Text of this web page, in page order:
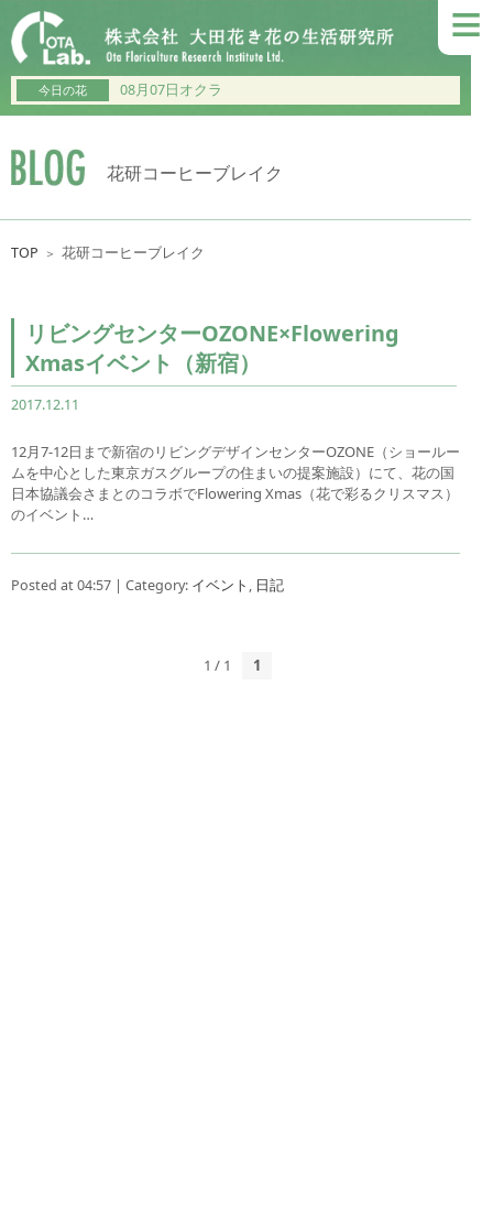
≡
今日の花 08月07日オクラ
花研コーヒーブレイク
TOP ＞ 花研コーヒーブレイク
リビングセンターOZONE×Flowering
Xmasイベント（新宿）
2017.12.11
12月7-12日まで新宿のリビングデザインセンターOZONE（ショールー
ムを中心とした東京ガスグループの住まいの提案施設）にて、花の国
日本協議会さまとのコラボでFlowering Xmas（花で彩るクリスマス）
のイベント…
Posted at 04:57 | Category: イベント , 日記
1 / 1 1